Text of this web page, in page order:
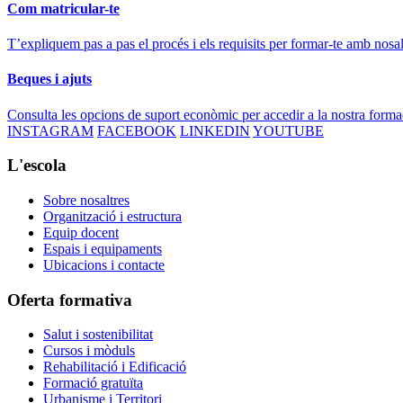
Com matricular-te
T’expliquem pas a pas el procés i els requisits per formar-te amb
Beques i ajuts
Consulta les opcions de suport econòmic per accedir a la nostra
INSTAGRAM FACEBOOK LINKEDIN YOUTUBE
L'escola
Sobre nosaltres
Organització i estructura
Equip docent
Espais i equipaments
Ubicacions i contacte
Oferta formativa
Salut i sostenibilitat
Cursos i mòduls
Rehabilitació i Edificació
Formació gratuïta
Urbanisme i Territori